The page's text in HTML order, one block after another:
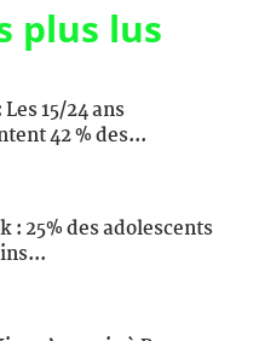
plus lus
15/24 ans
42 % des...
: 25% des adolescents